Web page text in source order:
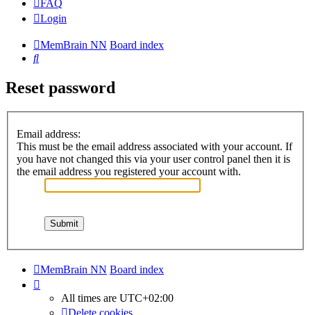
FAQ
Login
MemBrain NN Board index
Search
Reset password
Email address:
This must be the email address associated with your account. If
you have not changed this via your user control panel then it is
the email address you registered your account with.
MemBrain NN Board index
All times are UTC+02:00
Delete cookies